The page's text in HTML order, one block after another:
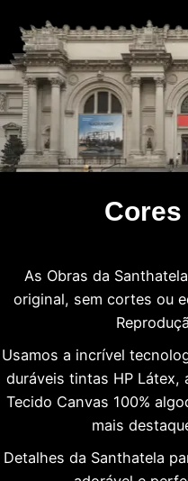
As Obras da
original, sem cortes ou
Usamos a incrível
duráveis tintas HP Látex,
Tecido Canvas 100%
mais
Detalhes da Santhatela